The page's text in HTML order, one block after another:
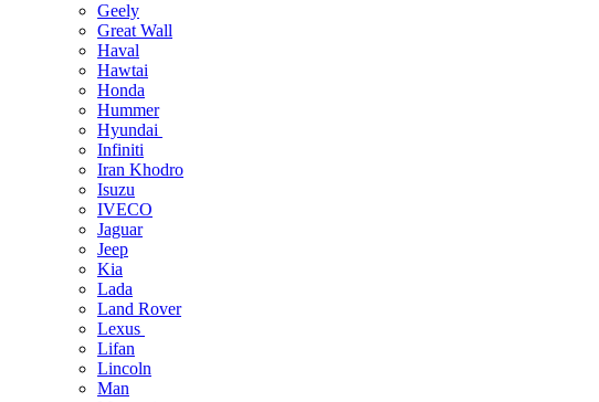
Geely
Great Wall
Haval
Hawtai
Honda
Hummer
Hyundai
Infiniti
Iran Khodro
Isuzu
IVECO
Jaguar
Jeep
Kia
Lada
Land Rover
Lexus
Lifan
Lincoln
Man